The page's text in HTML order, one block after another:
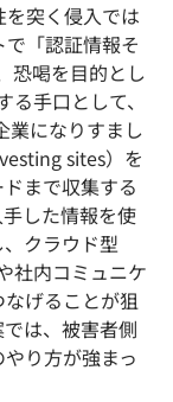
突く侵入では
「認証情報そ
恐喝を目的とし
手口として、
業になりすまし
sites）を
まで収集する
した情報を使
クラウド型
社内コミュニケ
げることが狙
は、被害者側
り方が強まっ